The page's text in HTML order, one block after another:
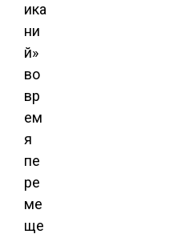
ика
ни
й»
во
вр
ем
я
пе
ре
ме
ще